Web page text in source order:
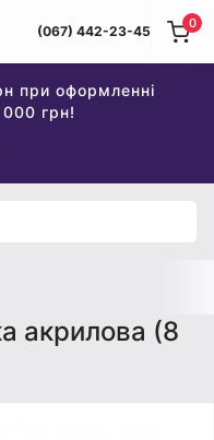
(067) 442-23-45
при оформленні
грн!
0
акрилова (8